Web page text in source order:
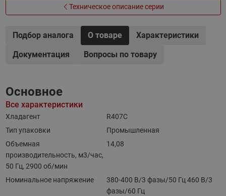
Техническое описание серии
Подбор аналога О товаре
Характеристики
Документация
Вопросы по товару
Основное
Все характеристики
Хладагент
R407C
Тип упаковки
Промышленная
Объемная
производительность, м3/час,
50 Гц, 2900 об/мин
14,08
Номинальное напряжение
380-400 В/3 фазы/50 Гц 460 В/3
фазы/60 Гц